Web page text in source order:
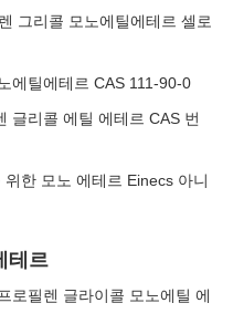
그리콜 모노에틸에테르 셀로
에틸에테르 CAS 111-90-0
글리콜 에틸 에테르 CAS 번
한 모노 에테르 Einecs 아니
테르
로필렌 글라이콜 모노에틸 에